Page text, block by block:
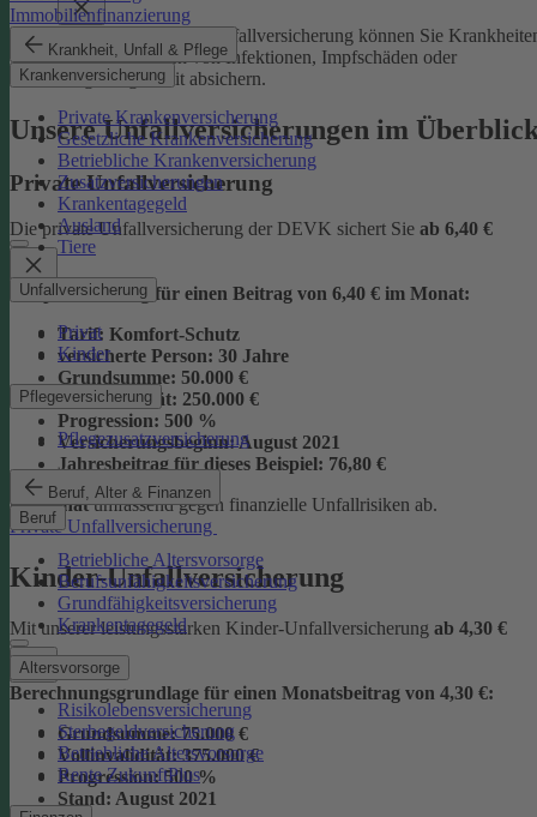
Immobilienfinanzierung
Krankheit, Unfall & Pflege
Krankenversicherung
Private Krankenversicherung
Gesetzliche Krankenversicherung
Betriebliche Krankenversicherung
Zusatzversicherungen
Krankentagegeld
Ausland
Tiere
Unfallversicherung
Privat
Kinder
Pflegeversicherung
Pflegezusatzversicherung
Beruf, Alter & Finanzen
Beruf
Betriebliche Altersvorsorge
Berufsunfähigkeitsversicherung
Grundfähigkeitsversicherung
Krankentagegeld
Altersvorsorge
Risikolebensversicherung
Sterbegeldversicherung
Betriebliche Altersvorsorge
Rente ZukunftPlus
Mit der Junior-Plus-Unfallversicherung können Sie
sowie die Folgen von Infektionen, Impfschäden oder
Vergiftungen mit absichern.
Unsere Unfallversicherungen im
Private Unfallversicherung
Die private Unfallversicherung der DEVK sichert Sie ab 6,40 €
Beispielrechnung für einen Beitrag von 6,40 € im Monat:
Tarif: Komfort-Schutz
versicherte Person: 30 Jahre
Grundsumme: 50.000 €
Vollinvalidität: 250.000 €
Progression: 500 %
Versicherungsbeginn:August 2021
Jahresbeitrag für dieses Beispiel: 76,80 €
im Monatumfassend gegen finanzielle Unfallrisiken ab.
Private Unfallversicherung
Kinder-Unfallversicherung
Mit unserer leistungsstarken Kinder-Unfallversicherung ab 4,30 €
Berechnungsgrundlage für einen Monatsbeitrag von 4,30 €:
Grundsumme:75.000 €
Vollinvalidität:375.000 €
Progression:500 %
Stand: August 2021